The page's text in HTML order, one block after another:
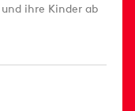
ihre Kinder ab